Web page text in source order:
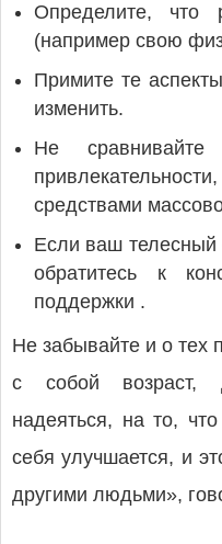
Определите, что
(например свою
Примите те
изменить.
Не
средствами
Если ваш телесный
обратитесь к
поддержки .
Не забывайте и о тех
с собой возраст,
надеяться, на то,
себя улучшается, и
другими людьми»,